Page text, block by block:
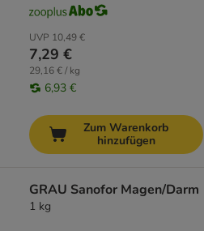
UVP 10,49 €
7,29 €
29,16 € / kg
6,93 €
Zum Warenkorb
hinzufügen
GRAU Sanofor Magen/Darm
1 kg